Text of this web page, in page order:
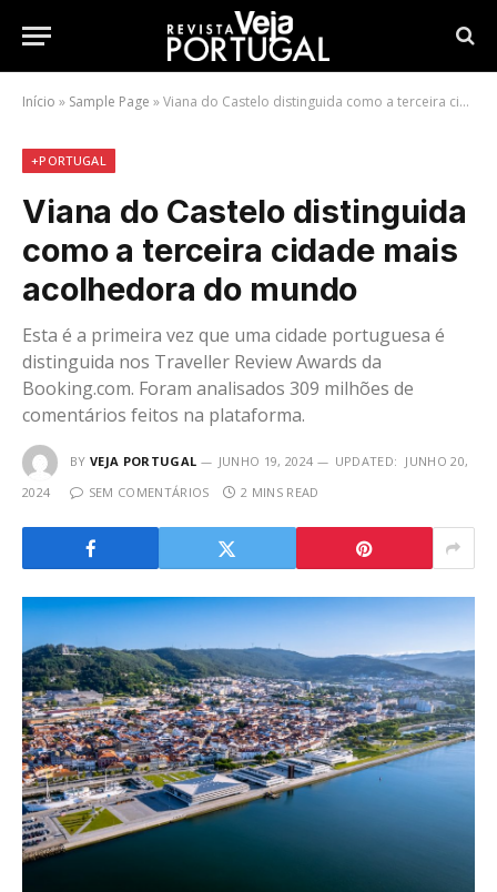
Início » Sample Page »Viana do Castelo distinguida como a terceira cidade mais acolhedora do mundo
+PORTUGAL
Viana do Castelo distinguida
como a terceira cidade mais
acolhedora do mundo
Esta é a primeira vez que uma cidade portuguesa é
distinguida nos Traveller Review Awards da
Booking.com. Foram analisados 309 milhões de
comentários feitos na plataforma.
BY VEJA PORTUGAL JUNHO 19, 2024 UPDATED: JUNHO 20,
2024
SEM COMENTÁRIOS 2 MINS READ